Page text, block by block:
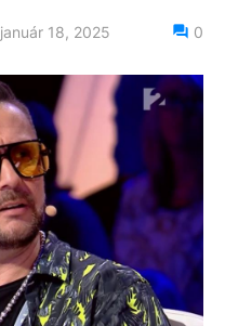
január 18, 2025 0